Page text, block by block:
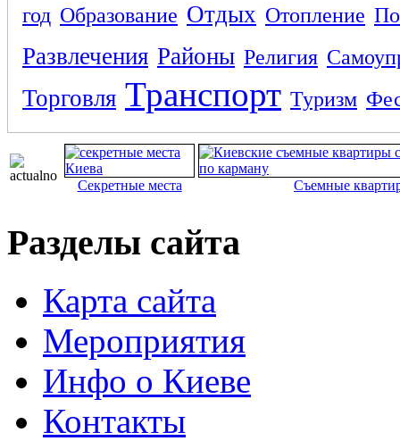
год Образование Отдых Отопление
Развлечения Районы Религия
Торговля Транспорт Туризм
Секретные места Съемные
Разделы сайта
Карта сайта
Мероприятия
Инфо о Киеве
Контакты